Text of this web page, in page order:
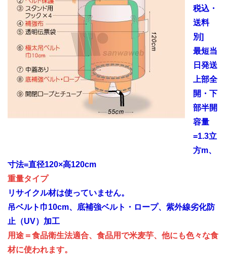
税込・
送料
別]
最短当
日発送
上部全
開・下
部半開
容量
=1.3立
方m、
寸法=直径120×高120cm
重量タイプ
リサイクル材は使っていません。
吊ベルト巾10cm、底補強ベルト・ロープ、紫外線劣化防
止（UV）加工
用途＝食品衛生法適合、食品用で米麦芋、他にも色々な食
材に使われます。